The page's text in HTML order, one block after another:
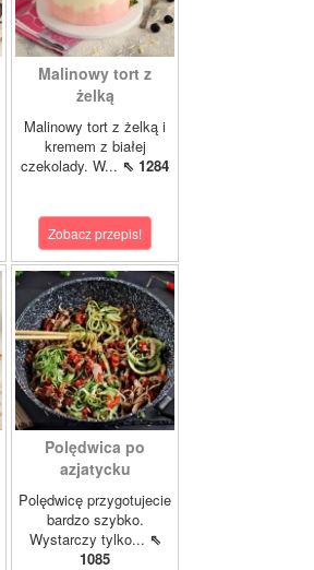
Malinowy tort z
żelką
Malinowy tort z żelką i
kremem z białej
czekolady. W... ⇖ 1284
Zobacz przepis!
Polędwica po
azjatycku
Polędwicę przygotujecie
bardzo szybko.
Wystarczy tylko... ⇖
1085